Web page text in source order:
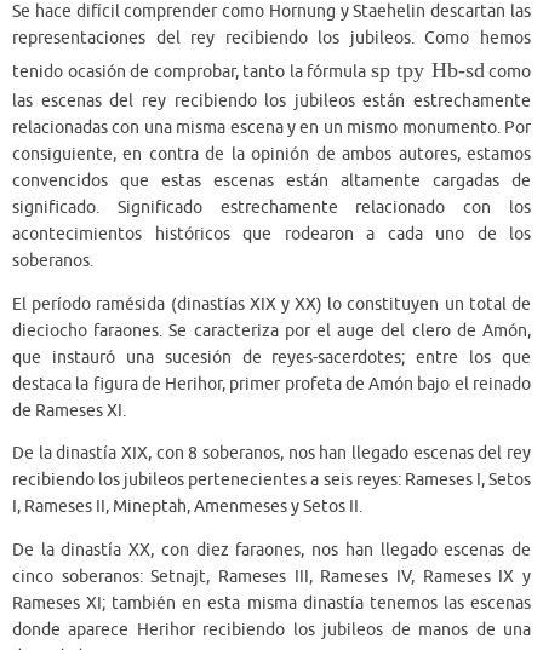
Se hace difícil comprender como Hornung y Staehelin descartan las
representaciones del rey recibiendo los jubileos. Como hemos
tenido ocasión de comprobar, tanto la fórmula sp tpy Hb-sdcomo
las escenas del rey recibiendo los jubileos están estrechamente
relacionadas con una misma escena y en un mismo monumento. Por
consiguiente, en contra de la opinión de ambos autores, estamos
convencidos que estas escenas están altamente cargadas de
significado. Significado estrechamente relacionado con los
acontecimientos históricos que rodearon a cada uno de los
soberanos.
El período ramésida (dinastías XIX y XX) lo constituyen un total de
dieciocho faraones. Se caracteriza por el auge del clero de Amón,
que instauró una sucesión de reyes-sacerdotes; entre los que
destaca la figura de Herihor, primer profeta de Amón bajo el reinado
de Rameses XI.
De la dinastía XIX, con 8 soberanos, nos han llegado escenas del rey
recibiendo los jubileos pertenecientes a seis reyes: Rameses I, Setos
I, Rameses II, Mineptah, Amenmeses y Setos II.
De la dinastía XX, con diez faraones, nos han llegado escenas de
cinco soberanos: Setnajt, Rameses III, Rameses IV, Rameses IX y
Rameses XI; también en esta misma dinastía tenemos las escenas
donde aparece Herihor recibiendo los jubileos de manos de una